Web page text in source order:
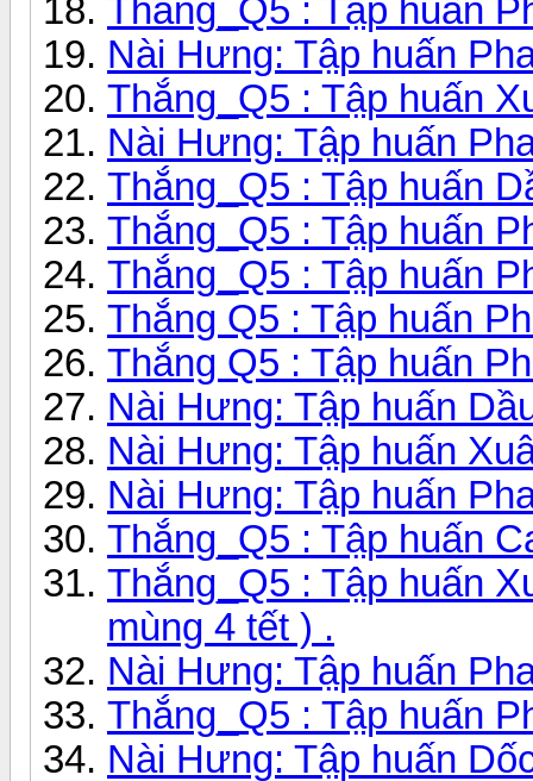
Thắng_Q5 : Tập huấn
Nài Hưng: Tập huấn
Thắng_Q5 : Tập huấn
Nài Hưng: Tập huấn
Thắng_Q5 : Tập huấn
Thắng_Q5 : Tập huấn
Thắng_Q5 : Tập huấn
Thắng Q5 : Tập huấn
Thắng Q5 : Tập huấn
Nài Hưng: Tập huấn
Nài Hưng: Tập huấn
Nài Hưng: Tập huấn
Thắng_Q5 : Tập huấn
Thắng_Q5 : Tập huấn
mùng 4 tết ) .
Nài Hưng: Tập huấn
Thắng_Q5 : Tập huấn
Nài Hưng: Tập huấn